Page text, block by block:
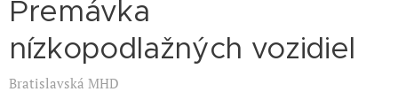
Premávka
nízkopodlažných vozidiel
Bratislavská MHD